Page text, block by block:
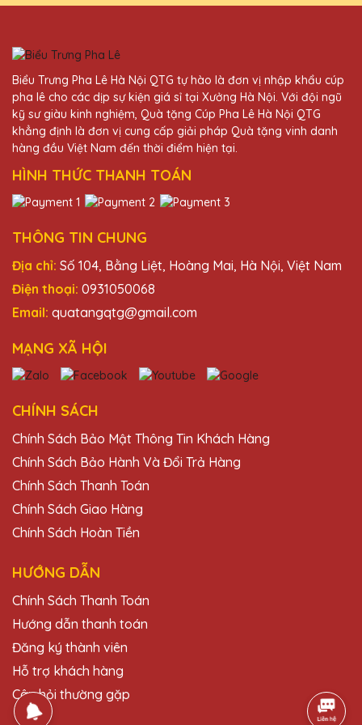
Đặng Thị Hằng
25/11/2025
Cúp pha lê của Quà Tặng Pha Lê QTG thật
sự đẳng cấp và sang trọng. Công ty mình
sau khi trao tặng những chiếc cúp này.
Đỗ Thị Hoa
Mình đã đặt kỷ niệm chương cho công ty
và nhận được rất nhiều lời khen ngợi từ đối
tác. Cảm ơn Quà Tặng Pha Lê QTG!
Đặng Thị Dung
Kỷ niệm chương pha lê tại Quà Tặng Pha
Lê QTG không chỉ đẹp mà còn rất bền.
Chắc chắn sẽ tiếp tục ủng hộ!
Hoàng Thị Hoa
25/11/2025
Dịch vụ thiết kế theo yêu cầu của Quà Tặng
nhận được rất đúng ý và tinh tế.
Đỗ Thị Hạnh
25/11/2025
Biểu Trưng Pha Lê Hà Nội QTG tự hào là đơn vị nhập khẩu cúp
pha lê cho các dịp sự kiện giá sỉ tại Xưởng Hà Nội. Với đội ngũ
kỹ sư giàu kinh nghiệm, Quà tặng Cúp Pha Lê Hà Nội QTG
khẳng định là đơn vị cung cấp giải pháp Quà tặng vinh danh
hàng đầu Việt Nam đến thời điểm hiện tại.
HÌNH THỨC THANH TOÁN
THÔNG TIN CHUNG
Địa chỉ: Số 104, Bằng Liệt, Hoàng Mai, Hà Nội, Việt Nam
Điện thoại: 0931050068
Email: quatangqtg@gmail.com
MẠNG XÃ HỘI
CHÍNH SÁCH
Chính Sách Bảo Mật Thông Tin Khách Hàng
Chính Sách Bảo Hành Và Đổi Trả Hàng
Chính Sách Thanh Toán
Chính Sách Giao Hàng
Chính Sách Hoàn Tiền
HƯỚNG DẪN
Chính Sách Thanh Toán
Hướng dẫn thanh toán
Đăng ký thành viên
Hỗ trợ khách hàng
Câu hỏi thường gặp